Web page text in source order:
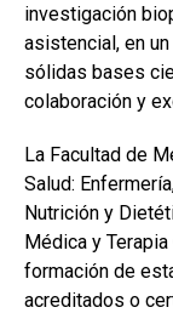
investigación
asistencial, en
sólidas bases
colaboración y
La Facultad de
Salud:
Nutrición y
Médica y
formación de
acreditados o